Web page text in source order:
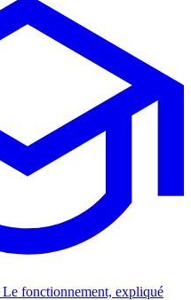
Le fonctionnement, expliqué